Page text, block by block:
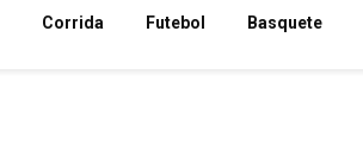
Corrida Futebol Basquete